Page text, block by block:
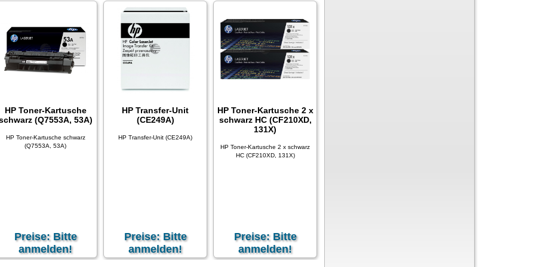
HP Toner-Kartusche
(Q7553A, 53A)
HP Toner-Kartusche schwarz
(Q7553A, 53A)
Preise: Bitte
anmelden!
19 % MwSt zzgl.Versandkosten
HP Transfer-Unit
(CE249A)
HP Transfer-Unit (CE249A)
Preise: Bitte
anmelden!
exkl. 19 % MwSt zzgl.Versandkosten
HP Toner-Kartusche 2 x
schwarz HC (CF210XD,
131X)
HP Toner-Kartusche 2 x schwarz
HC (CF210XD, 131X)
Preise: Bitte
anmelden!
exkl. 19 % MwSt zzgl.Versandkosten